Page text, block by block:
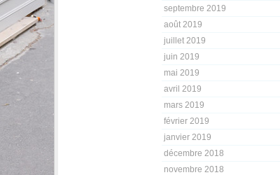
septembre 2019
août 2019
juillet 2019
juin 2019
mai 2019
avril 2019
mars 2019
février 2019
janvier 2019
décembre 2018
novembre 2018